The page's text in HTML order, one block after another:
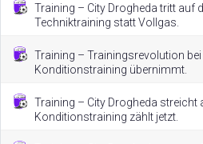
Training – City Drogheda tritt auf
Techniktraining statt Vollgas.
Training – Trainingsrevolution bei
Konditionstraining übernimmt.
Training – City Drogheda streicht
Konditionstraining zählt jetzt.